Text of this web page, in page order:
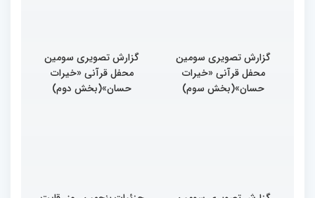
گزارش تصویری سومین
محفل قرآنی «خیرات
حسان»(بخش سوم)
گزارش تصویری سومین
محفل قرآنی «خیرات
حسان»(بخش دوم)